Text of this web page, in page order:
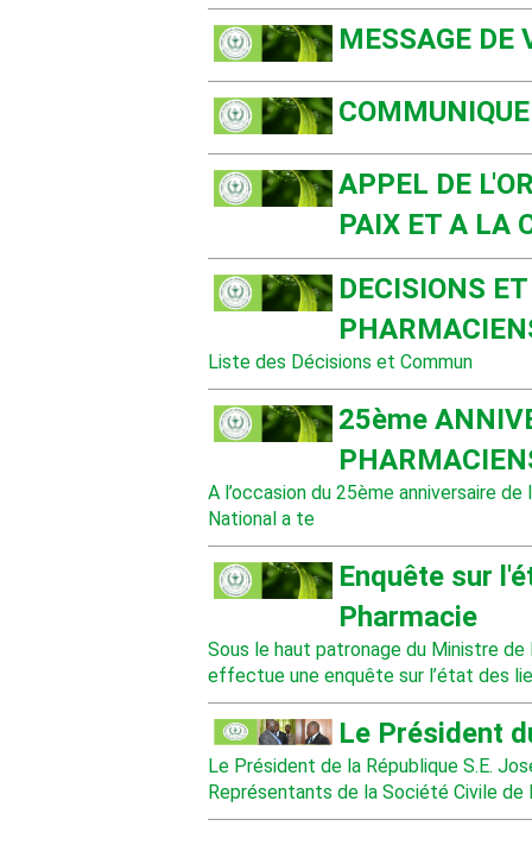
MESSAGE DE
APPEL DE
PAIX ET A LA
DECISIONS
Liste des Décisions et Commun
25ème
A l’occasion du 25ème anniversaire
National a te
Enquête sur
Pharmacie
Sous le haut patronage du Ministre de
effectue une enquête sur l’état des
Le Président
Le Président de la République S.E.
Représentants de la Société Civile de